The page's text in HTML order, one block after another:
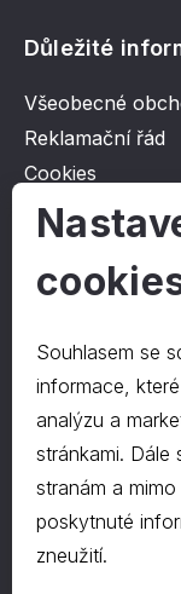
Důležité
Všeobecné
Reklamační řád
Cookies
Ochrana
O společnosti
Kontakt
O nás
Kontakty
577 222 666
©2024 PD-HRAPA
Souhlasem se
informace,
analýzu a
stránkami. Dále souhlasíte s předáním údajů třetím
stranám a
poskytnuté
zneužití.